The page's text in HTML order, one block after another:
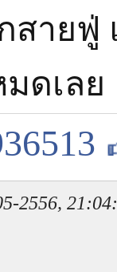
สายฟู่
ดเล
2556,